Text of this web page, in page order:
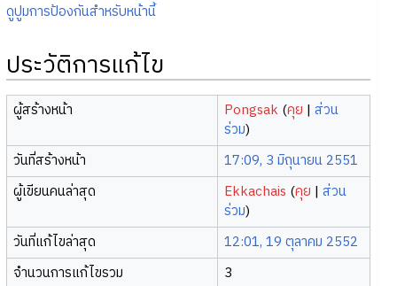
ดูปูมการป้องกันสำหรับหน้านี้
ประวัติการแก้ไข
ผู้สร้างหน้า Pongsak (คุย |ส่วน
ร่วม)
วันที่สร้างหน้า
17:09, 3 มิถุนายน 2551
ผู้เขียนคนล่าสุด
Ekkachais (คุย |ส่วน
ร่วม)
วันที่แก้ไขล่าสุด
12:01, 19 ตุลาคม 2552
จำนวนการแก้ไขรวม
3